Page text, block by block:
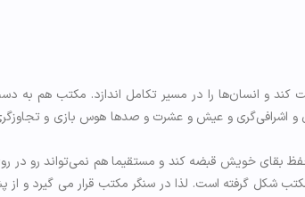
و انسان‌ها را در مسیر تکامل اندازد. مکتب هم به
و اشرافی‌گری و عیش و عشرت و صدها هوس بازی و
بقای خویش قبضه کند و مستقیما هم نمی‌تواند رو در
شکل گرفته است. لذا در سنگر مکتب قرار می گیرد و